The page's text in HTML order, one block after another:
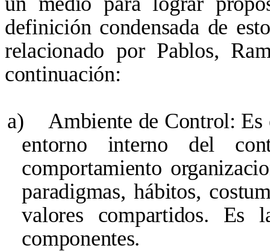
definición condensada de
relacionado por Pablos,
continuación:
a)
Ambiente de Control:
entorno interno del
comportamiento
paradigmas, hábitos,
valores compartidos. Es
componentes.